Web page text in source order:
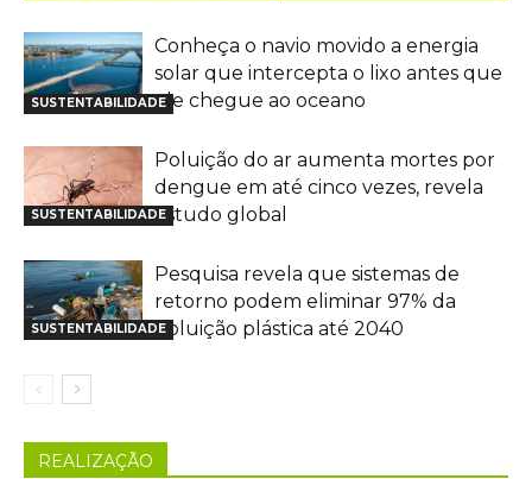
SUSTENTABILIDADE
Conheça o navio movido a energia
solar que intercepta o lixo antes que
ele chegue ao oceano
SUSTENTABILIDADE
Poluição do ar aumenta mortes por
dengue em até cinco vezes, revela
estudo global
SUSTENTABILIDADE
Pesquisa revela que sistemas de
retorno podem eliminar 97% da
poluição plástica até 2040
REALIZAÇÃO